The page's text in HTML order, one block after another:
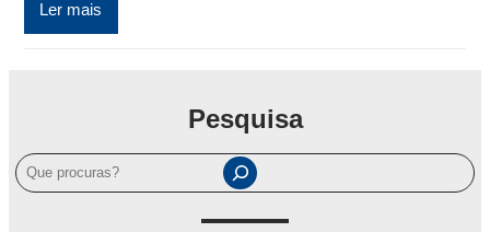
Ler mais
Pesquisa
P
e